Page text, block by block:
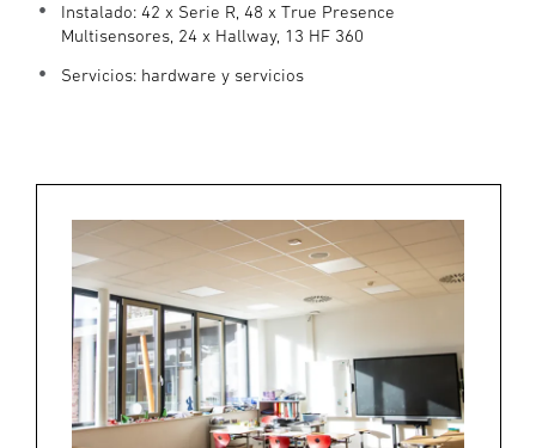
Instalado: 42 x Serie R, 48 x True Presence
Multisensores, 24 x Hallway, 13 HF 360
Servicios: hardware y servicios